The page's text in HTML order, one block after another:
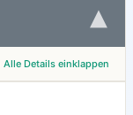
▾
Alle Details einklappen